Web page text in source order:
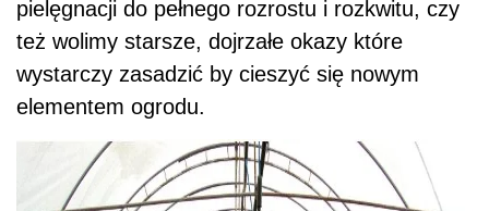
pielęgnacji do pełnego rozrostu i rozkwitu, czy
też wolimy starsze, dojrzałe okazy które
wystarczy zasadzić by cieszyć się nowym
elementem ogrodu.